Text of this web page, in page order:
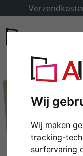
Wij
Wij maken
tracking-
surfervaring